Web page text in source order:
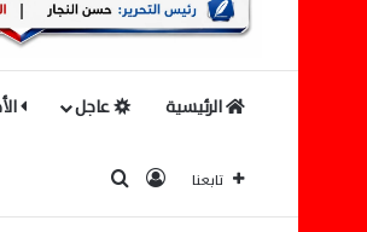
الرئيسية عاجل
تابعنا تسجيل الدخول